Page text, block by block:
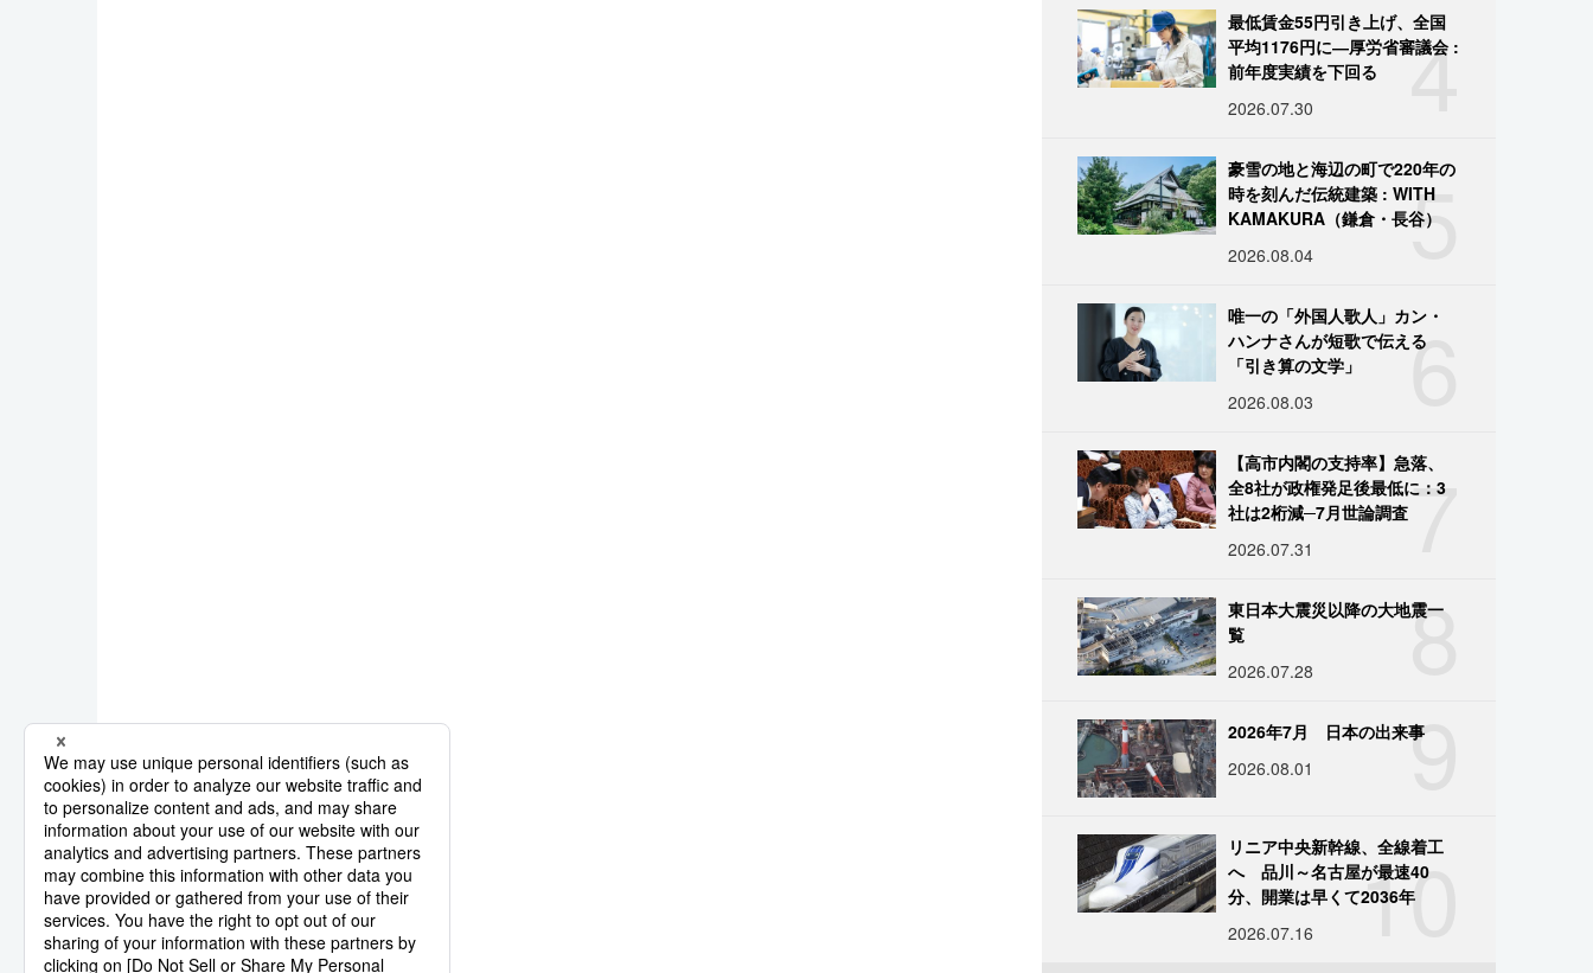
4
最低賃金55円引き上げ、全国
平均1176円に―厚労省審議会 :
前年度実績を下回る
2026.07.30
5
豪雪の地と海辺の町で220年の
時を刻んだ伝統建築 : WITH
KAMAKURA（鎌倉・長谷）
2026.08.04
6
唯一の「外国人歌人」カン・
ハンナさんが短歌で伝える
「引き算の文学」
2026.08.03
7
【高市内閣の支持率】急落、
全8社が政権発足後最低に：3
社は2桁減─7月世論調査
2026.07.31
8
東日本大震災以降の大地震一
覧
2026.07.28
9
2026年7月 日本の出来事
2026.08.01
10
リニア中央新幹線、全線着工
へ 品川～名古屋が最速40
分、開業は早くて2036年
2026.07.16